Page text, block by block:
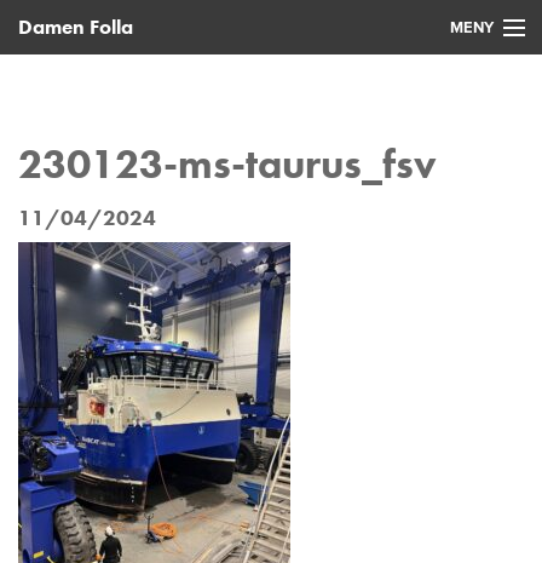
Damen Folla MENY
Service
Nyheter
Kontakt
230123-ms-taurus_fsv
11/04/2024